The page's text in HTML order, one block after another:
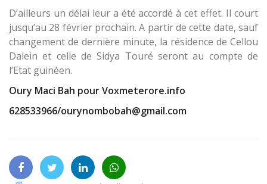
D’ailleurs un délai leur a été accordé à cet effet. Il court
jusqu’au 28 février prochain. A partir de cette date, sauf
changement de dernière minute, la résidence de Cellou
Dalein et celle de Sidya Touré seront au compte de
l’Etat guinéen.
Oury Maci Bah pour Voxmeterore.info
628533966/ourynombobah@gmail.com